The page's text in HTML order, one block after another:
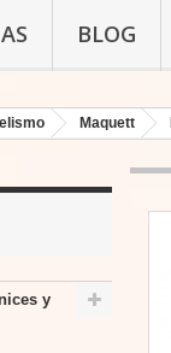
BLOG
Maquett
y